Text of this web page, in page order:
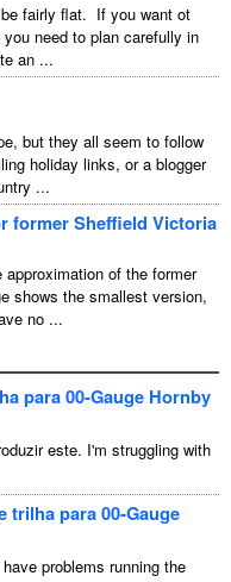
fairly flat. If you want ot
need to plan carefully in
an ...
but they all seem to follow
holiday links, or a blogger
...
former Sheffield Victoria
of the former
shows the smallest version,
no ...
para 00-Gauge Hornby
este. I'm struggling with
trilha para 00-Gauge
problems running the